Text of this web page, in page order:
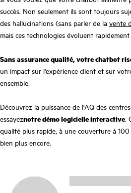
succès. Non seulement ils sont toujours
des hallucinations (sans parler de la vente
mais ces technologies évoluent rapidement
Sans assurance qualité, votre chatbot
un impact sur l'expérience client et sur
ensemble.
Découvrez la puissance de l'AQ des
essayeznotre démo logicielle interactive.
qualité plus rapide, à une couverture à
bien plus encore.